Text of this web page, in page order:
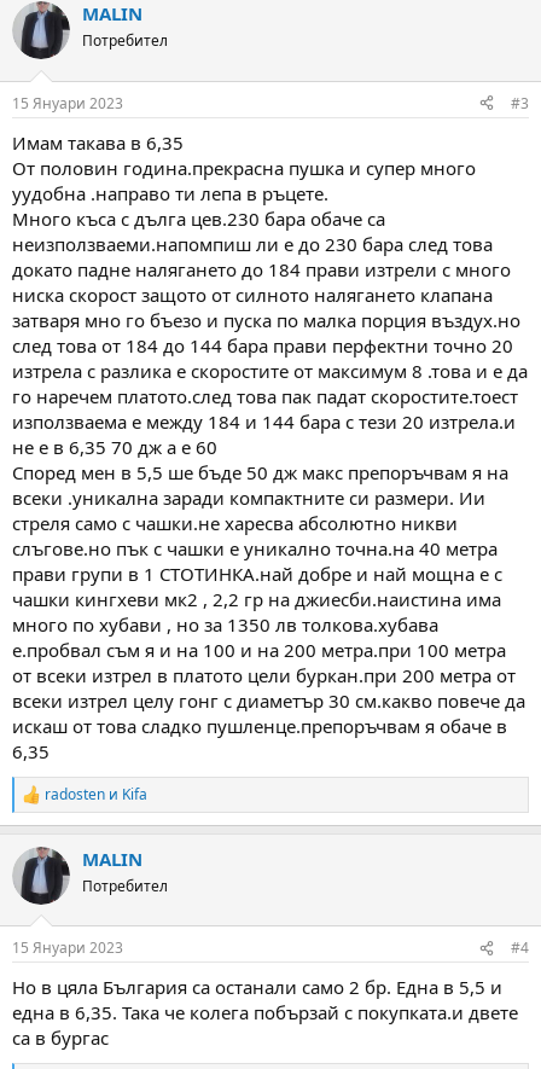
c
t
i
s
MALIN
Потребител
15 Януари 2023 #3
Имам такава в 6,35
От половин година.прекрасна пушка и супер много
уудобна .направо ти лепа в ръцете.
Много къса с дълга цев.230 бара обаче са
неизползваеми.напомпиш ли е до 230 бара след това
докато падне налягането до 184 прави изтрели с много
ниска скорост защото от силното налягането клапана
затваря мно го бъезо и пуска по малка порция въздух.но
след това от 184 до 144 бара прави перфектни точно 20
изтрела с разлика е скоростите от максимум 8 .това и е да
го наречем платото.след това пак падат скоростите.тоест
използваема е между 184 и 144 бара с тези 20 изтрела.и
не е в 6,35 70 дж а е 60
Според мен в 5,5 ше бъде 50 дж макс препоръчвам я на
всеки .уникална заради компактните си размери. Ии
стреля само с чашки.не харесва абсолютно никви
слъгове.но пък с чашки е уникално точна.на 40 метра
прави групи в 1 СТОТИНКА.най добре и най мощна е с
чашки кингхеви мк2 , 2,2 гр на джиесби.наистина има
много по хубави , но за 1350 лв толкова.хубава
е.пробвал съм я и на 100 и на 200 метра.при 100 метра
от всеки изтрел в платото цели буркан.при 200 метра от
всеки изтрел целу гонг с диаметър 30 см.какво повече да
искаш от това сладко пушленце.препоръчвам я обаче в
6,35
R
e
c
t
i
s
radosten и Kifa
MALIN
Потребител
15 Януари 2023 #4
Но в цяла България са останали само 2 бр. Една в 5,5 и
една в 6,35. Така че колега побързай с покупката.и двете
са в бургас